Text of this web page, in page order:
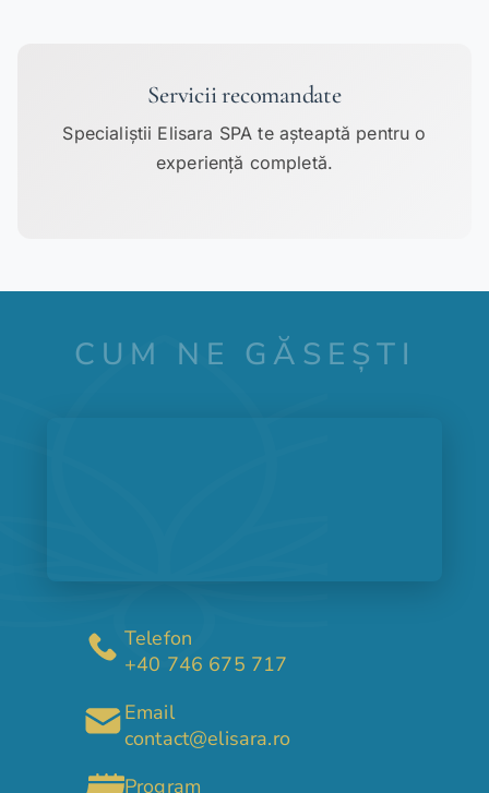
Servicii recomandate
Specialiștii Elisara SPA te așteaptă pentru o
experiență completă.
CUM NE GĂSEȘTI
Telefon
+40 746 675 717
Email
contact@elisara.ro
Program